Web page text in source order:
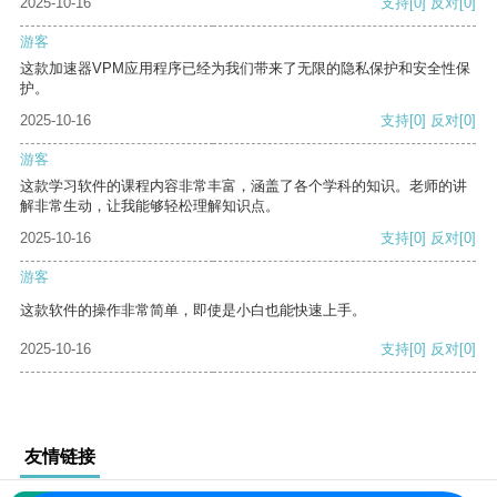
游客
这款加速器VPM应用程序已经为我们带来了无限的隐私保护和安全性保
护。
2025-10-16
支持[0] 反对[0]
游客
这款学习软件的课程内容非常丰富，涵盖了各个学科的知识。老师的讲
解非常生动，让我能够轻松理解知识点。
2025-10-16
支持[0] 反对[0]
游客
这款软件的操作非常简单，即使是小白也能快速上手。
2025-10-16 支持[0] 反对[0]
友情链接